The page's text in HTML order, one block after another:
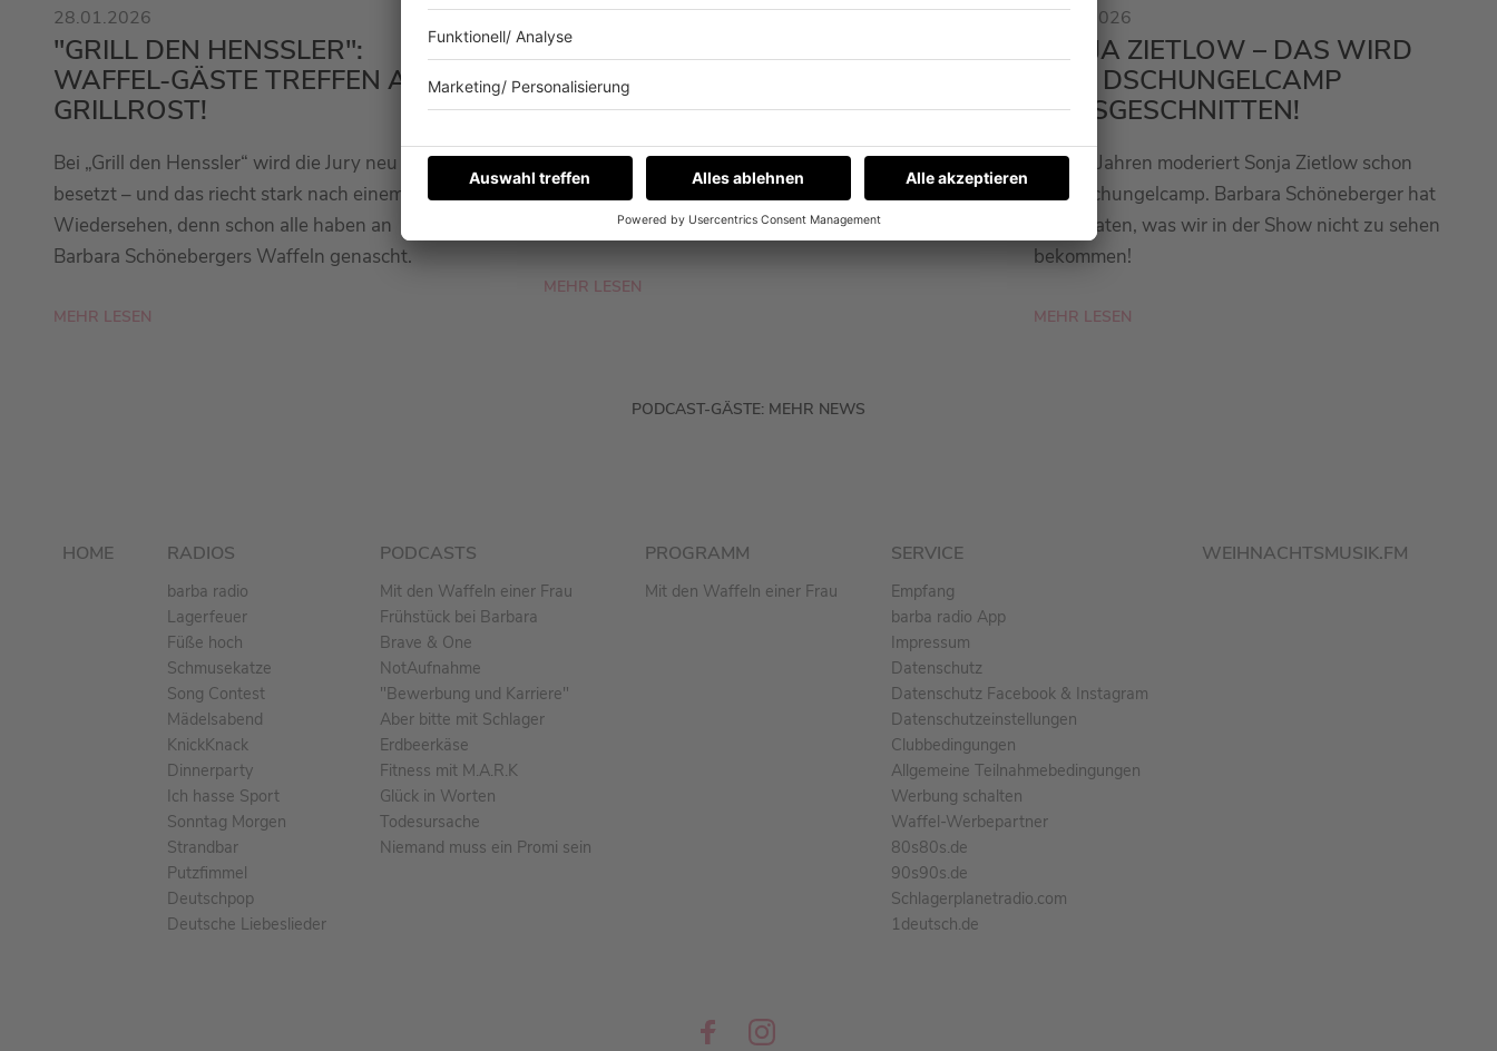
28.01.2026
"GRILL DEN HENSSLER":
WAFFEL-GÄSTE TREFFEN AUF
GRILLROST!
Bei „Grill den Henssler“ wird die Jury neu
besetzt – und das riecht stark nach einem
Wiedersehen, denn schon alle haben an
Barbara Schönebergers Waffeln genascht.
MEHR LESEN
26.01.2026
WAS KANN FYNN KLIEMANN
EIGENTLICH NICHT?
Schöneberger im Podcast „Mit den Waffeln
einer Frau“. Und ja, es geht auch um eine Sache,
die er nicht kann.
MEHR LESEN
23.01.2026
SONJA ZIETLOW – DAS WIRD
BEIM DSCHUNGELCAMP
RAUSGESCHNITTEN!
Seit 20 Jahren moderiert Sonja Zietlow schon
das Dschungelcamp. Barbara Schöneberger hat
sie verraten, was wir in der Show nicht zu sehen
bekommen!
MEHR LESEN
PODCAST-GÄSTE: MEHR NEWS
HOME RADIOS
barba radio
Lagerfeuer
Füße hoch
Schmusekatze
Song Contest
Mädelsabend
KnickKnack
Dinnerparty
Ich hasse Sport
Sonntag Morgen
Strandbar
Putzfimmel
Deutschpop
Deutsche Liebeslieder
PODCASTS
Mit den Waffeln einer Frau
Frühstück bei Barbara
Brave & One
NotAufnahme
"Bewerbung und Karriere"
Aber bitte mit Schlager
Erdbeerkäse
Fitness mit M.A.R.K
Glück in Worten
Todesursache
Niemand muss ein Promi sein
PROGRAMM
Mit den Waffeln einer Frau
SERVICE
Empfang
barba radio App
Impressum
Datenschutz
Datenschutz Facebook & Instagram
Datenschutzeinstellungen
Clubbedingungen
Allgemeine Teilnahmebedingungen
Werbung schalten
Waffel-Werbepartner
80s80s.de
90s90s.de
Schlagerplanetradio.com
1deutsch.de
WEIHNACHTSMUSIK.FM